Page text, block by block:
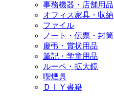
事務機器・店舗用品
オフィス家具・収納
ファイル
ノート・伝票・封筒
慶弔・賞状用品
筆記・学童用品
ルーペ・拡大鏡
喫煙具
ＤＩＹ書籍